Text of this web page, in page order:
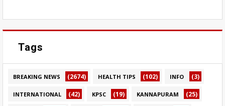
Tags
BREAKING NEWS (2674) HEALTH TIPS (102) INFO (3)
INTERNATIONAL (42) KPSC (19) KANNAPURAM (25)